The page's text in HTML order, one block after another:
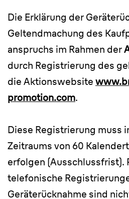
Die Erklärung der
Geltendmachung des
anspruchs im Rahmen der
durch Registrierung des
die Aktionswebsite
promotion.com.
Diese Registrierung muss
Zeitraums von 60
erfolgen (Ausschlussfrist).
telefonische
Geräterücknahme sind